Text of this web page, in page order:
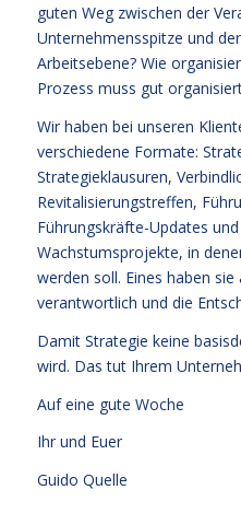
guten Weg zwischen der
Unternehmensspitze und
Arbeitsebene? Wie
Prozess muss gut
Wir haben bei unseren
verschiedene Formate:
Strategieklausuren,
Revitalisierungstreffen,
Führungskräfte-Updates
Wachstumsprojekte, in
werden soll. Eines haben
verantwortlich und die
Damit Strategie keine
wird. Das tut Ihrem
Auf eine gute Woche
Ihr und Euer
Guido Quelle